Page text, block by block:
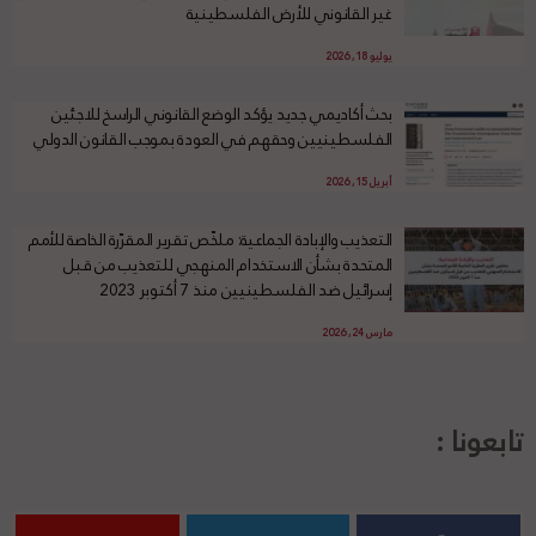
غير القانوني للأرض الفلسطينية
يوليو 18, 2026
بحث أكاديمي جديد يؤكد الوضع القانوني الراسخ للاجئين
الفلسطينيين وحقهم في العودة بموجب القانون الدولي
أبريل 15, 2026
التعذيب والإبادة الجماعية: ملخّص تقرير المقرّرة الخاصة للأمم
المتحدة بشأن الاستخدام المنهجي للتعذيب من قبل
إسرائيل ضد الفلسطينيين منذ 7 أكتوبر 2023
مارس 24, 2026
تابعونا :